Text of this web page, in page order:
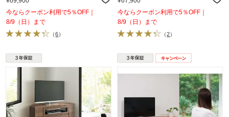
今ならクーポン利用で5％OFF｜
8/9（日）まで
（6）
今ならクーポン利用で5％OFF｜
8/9（日）まで
（2）